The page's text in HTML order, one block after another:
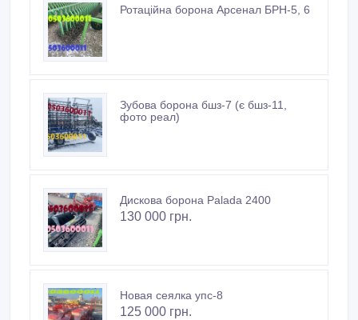
Ротаційна борона Арсенал БРН-5, 6
Зубова борона бшз-7 (є бшз-11,
фото реал)
Дискова борона Palada 2400
130 000 грн.
Новая сеялка упс-8
125 000 грн.